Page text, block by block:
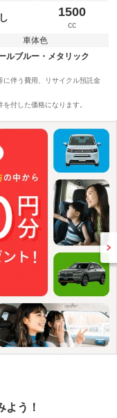
1500
cc
車体色
ルブルー・メタリック
に伴う費用、リサイクル預託金
付した価格になります。
よう！